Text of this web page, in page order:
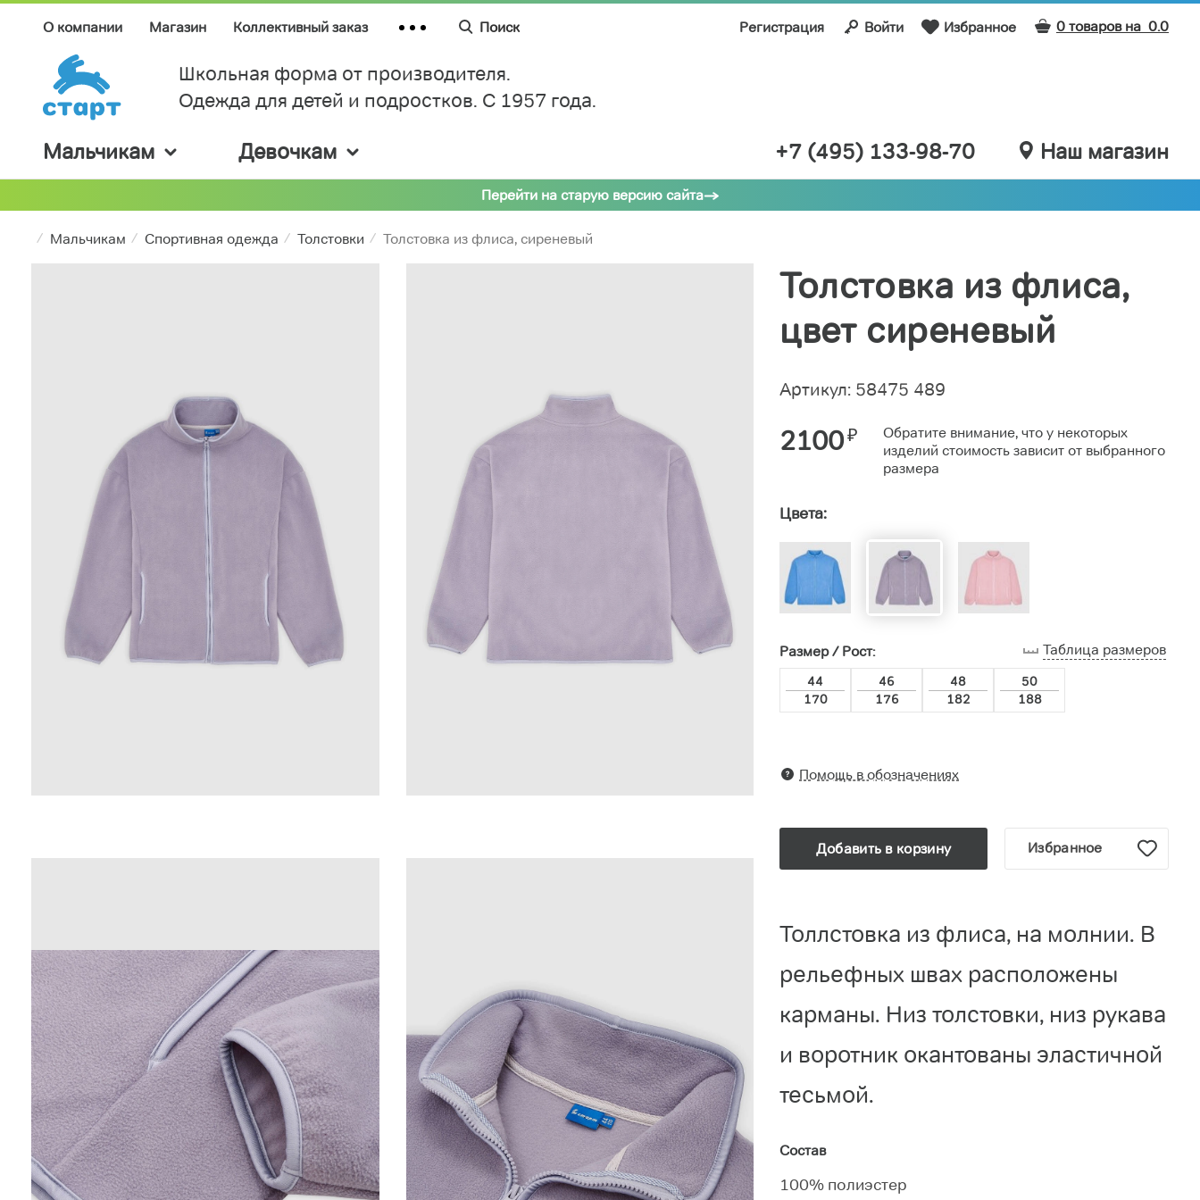
О компании Магазин Коллективный заказ Поиск Регистрация Войти Избранное 0 товаров на 0.0
Школьная форма от производителя.
Одежда для детей и подростков. C 1957 года.
Мальчикам Девочкам +7 (495) 133-98-70 Наш магазин
Перейти на старую версию сайта
Мальчикам Спортивная одежда Толстовки Толстовка из флиса, сиреневый
Толстовка из флиса,
цвет сиреневый
Артикул: 58475 489
2100₽
Обратите внимание, что у некоторых
изделий стоимость зависит от выбранного
размера
Цвета:
Размер / Рост: Таблица размеров
44
170
46
176
48
182
50
188
Помощь в обозначениях
Добавить в корзину Избранное
Толлстовка из флиса, на молнии. В
рельефных швах расположены
карманы. Низ толстовки, низ рукава
и воротник окантованы эластичной
тесьмой.
Состав
100% полиэстер